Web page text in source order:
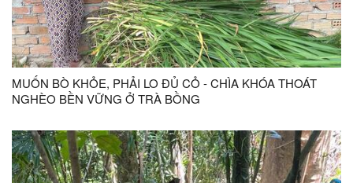
MUỐN BÒ KHỎE, PHẢI LO ĐỦ CỎ - CHÌA KHÓA THOÁT
NGHÈO BỀN VỮNG Ở TRÀ BỒNG